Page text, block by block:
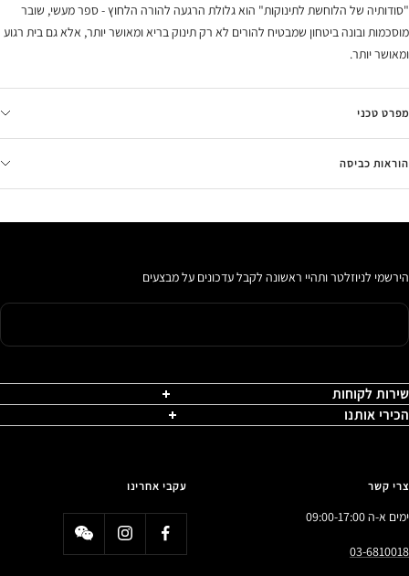
"סודותיה של הלוחשת לתינוקות" הוא גלולת הרגעה להורה הלחוץ - ספר מעשי, שובר
מוסכמות ובונה ביטחון שמבטיח להורים לא רק תינוק בריא ומאושר יותר, אלא גם בית רגוע
ומאושר יותר.
מפרט טכני
הוראות כביסה
הירשמי לניוזלטר ותהיי ראשונה לקבל עדכונים על מבצעים
שירות לקוחות
הכירי אותנו
צרי קשר
ימים א-ה 09:00-17:00
03-6810018
עקבי אחרינו